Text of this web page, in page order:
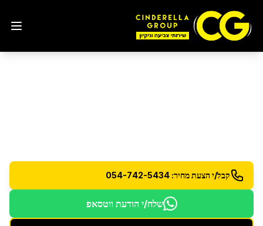
קבל/י הצעת מחיר: 054-742-5434
שלח/י הודעת ווטסאפ